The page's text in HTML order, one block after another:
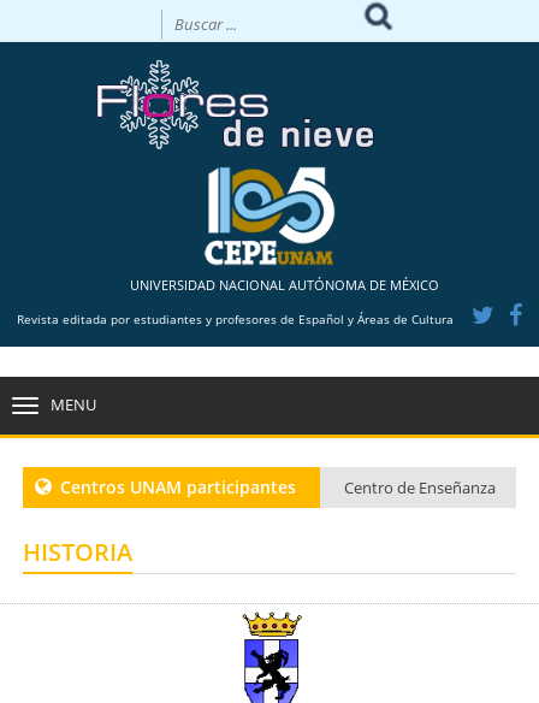
UNIVERSIDAD NACIONAL AUTÓNOMA DE MÉXICO
Revista editada por estudiantes y profesores de Español y Áreas de Cultura
MENU
Centros UNAM participantes
Centro de Enseñanza
Centro de Enseñanza para Extranjeros, Taxco
Centro de Enseñanza para Extranjeros, Polanco
HISTORIA